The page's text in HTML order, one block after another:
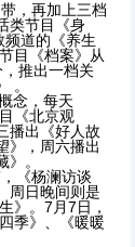
，再加上三档
类节目《身
道的《养生
目《档案》从
推出一档关
。
念，每天
《北京观
播出《好人故
》，周六播出
。
《杨澜访谈
周日晚间则是
》。7月7日，
季》、《暖暖